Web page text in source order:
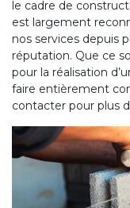
le cadre de
est largement
nos services depuis
réputation. Que ce
pour la réalisation
faire entièrement
contacter pour plus